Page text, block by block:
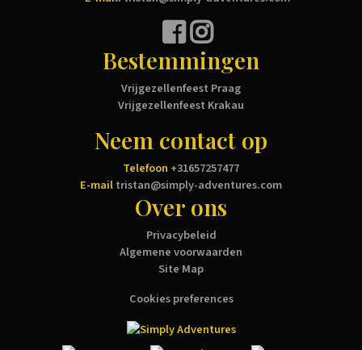
Bestemmingen
Vrijgezellenfeest Praag
Vrijgezellenfeest Krakau
Neem contact op
Telefoon +31657257477
E-mailtristan@simply-adventures.com
Over ons
Privacybeleid
Algemene voorwaarden
Site Map
Cookies preferences